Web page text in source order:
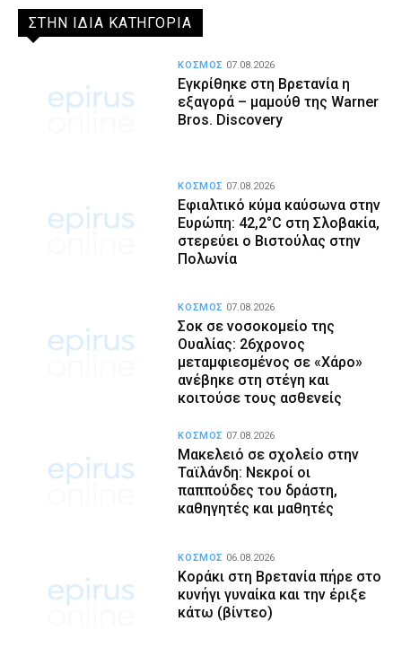
ΣΤΗΝ ΙΔΙΑ ΚΑΤΗΓΟΡΙΑ
Εγκρίθηκε στη Βρετανία η
εξαγορά – μαμούθ της Warner
Bros. Discovery
ΚΟΣΜΟΣ 07.08.2026
Εφιαλτικό κύμα καύσωνα στην
Ευρώπη: 42,2°C στη Σλοβακία,
στερεύει ο Βιστούλας στην
Πολωνία
ΚΟΣΜΟΣ 07.08.2026
Σοκ σε νοσοκομείο της
Ουαλίας: 26χρονος
μεταμφιεσμένος σε «Χάρο»
ανέβηκε στη στέγη και
κοιτούσε τους ασθενείς
ΚΟΣΜΟΣ 07.08.2026
Μακελειό σε σχολείο στην
Ταϊλάνδη: Νεκροί οι
παππούδες του δράστη,
καθηγητές και μαθητές
ΚΟΣΜΟΣ 07.08.2026
Κοράκι στη Βρετανία πήρε στο
κυνήγι γυναίκα και την έριξε
κάτω (βίντεο)
ΚΟΣΜΟΣ 06.08.2026